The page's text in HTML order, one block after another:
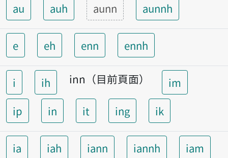
au auh aunn aunnh
e eh enn ennh
i ih inn（目前頁面）
im
ip
in it ing ik
ia iah iann iannh
iam